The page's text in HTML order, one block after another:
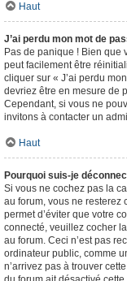
Haut
J’ai perdu mon mot de
Pas de panique ! Bien que
peut facilement être
cliquer sur « J’ai perdu
devriez être en mesure de
Cependant, si vous ne
invitons à contacter un
Haut
Pourquoi suis-je
Si vous ne cochez pas la
au forum, vous ne
permet d’éviter que votre
connecté, veuillez cocher
au forum. Ceci n’est pas
ordinateur public, comme
n’arrivez pas à trouver